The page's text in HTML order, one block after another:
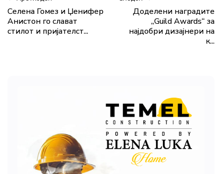
Селена Гомез и Џенифер
Анистон го слават
стилот и пријателст...
Доделени наградите
„Guild Awards“ за
најдобри дизајнери на
к...